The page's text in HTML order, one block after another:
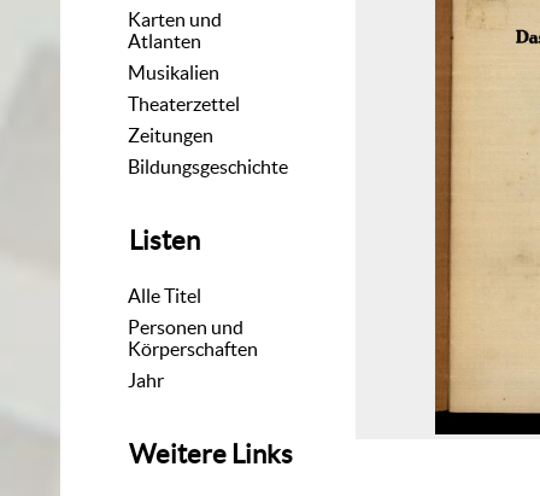
Karten und
Atlanten
Musikalien
Theaterzettel
Zeitungen
Bildungsgeschichte
Listen
Alle Titel
Personen und
Körperschaften
Jahr
Weitere Links